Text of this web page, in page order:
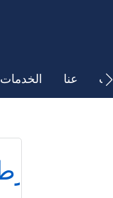
الخدمات عنا